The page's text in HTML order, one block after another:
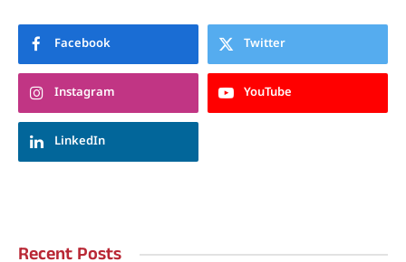
Facebook Twitter
Instagram YouTube
LinkedIn
Recent Posts